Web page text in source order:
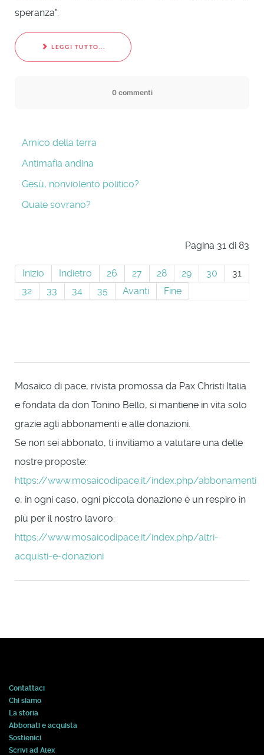
speranza".
LEGGI TUTTO...
0 commenti
Amico della terra
Antimafia andina
Gesù, nonviolento politico?
Quale sovrano?
Pagina 31 di 83
Inizio Indietro 26 27 28 29 30
31
32
33 34 35 Avanti Fine
Mosaico di pace, rivista promossa da Pax Christi Italia
e fondata da don Tonino Bello, si mantiene in vita solo
grazie agli abbonamenti e alle donazioni.
Se non sei abbonato, ti invitiamo a valutare una delle
nostre proposte:
https://www.mosaicodipace.it/index.php/abbonamenti
e, in ogni caso, ogni piccola donazione è un respiro in
più per il nostro lavoro:
https://www.mosaicodipace.it/index.php/altri-
acquisti-e-donazioni
Contattaci
Chi siamo
La storia
Abbonati e acquista
Sostienici
Scrivi ad Alex